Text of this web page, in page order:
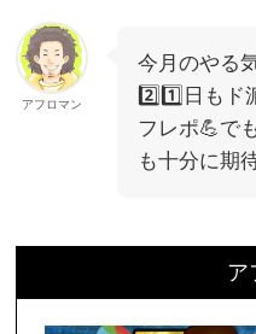
アフロマン
今月のやる
2️⃣1️⃣日もド
フレポ💪で
も十分に期
ア